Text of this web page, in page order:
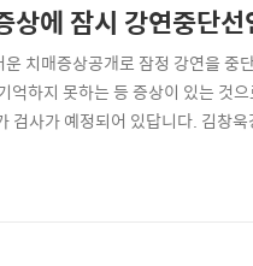
상에 잠시 강연중단선
치매증상공개로 잠정 강연을
억하지 못하는 등 증상이 있는 것
검사가 예정되어 있답니다. 김창
남기겠습니다 김창옥교수님 인스